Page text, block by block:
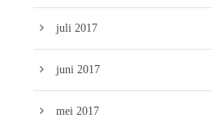
juli 2017
juni 2017
mei 2017